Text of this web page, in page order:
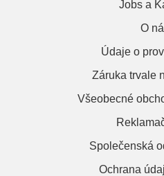
Jobs a
O
Údaje o
Záruka trvale
Všeobecné
Společenská
Ochrana